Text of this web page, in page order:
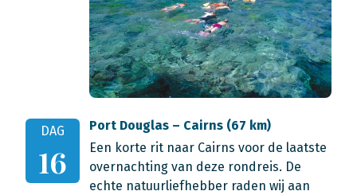
DAG
16
Port Douglas – Cairns (67 km)
Een korte rit naar Cairns voor de laatste
overnachting van deze rondreis. De
echte natuurliefhebber raden wij aan